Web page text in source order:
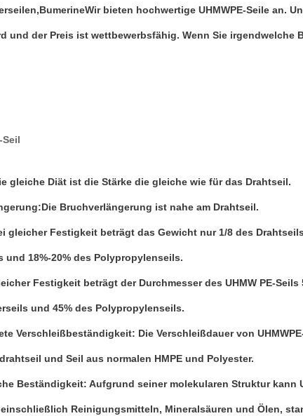
,BumerineWir bieten hochwertige UHMWPE-Seile an.
und der Preis ist wettbewerbsfähig. Wenn Sie irgendwelche
Seil
gleiche Diät ist die Stärke die gleiche wie für das Drahtseil.
Die Bruchverlängerung ist nahe am Drahtseil.
gleicher Festigkeit beträgt das Gewicht nur 1/8 des
und 18%-20% des Polypropylenseils.
Festigkeit beträgt der Durchmesser des UHMW PE-
und 45% des Polypropylenseils.
Verschleißbeständigkeit: Die Verschleißdauer von
und Seil aus normalen HMPE und Polyester.
Beständigkeit: Aufgrund seiner molekularen Struktur kann
Reinigungsmitteln, Mineralsäuren und Ölen,